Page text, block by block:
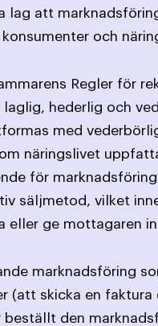
lag att
och
Regler för
laglig, hederlig och
med
näringslivet
för
säljmetod, vilket
eller ge mottagaren
marknadsföring
(att skicka en
beställt den